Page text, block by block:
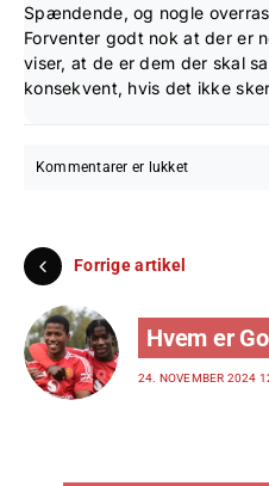
Spændende, og nogle
Forventer godt nok at der er
viser, at de er dem der skal
konsekvent, hvis det ikke sker
Kommentarer er lukket
Forrige artikel
Hvem er
24. NOVEMBER 2024